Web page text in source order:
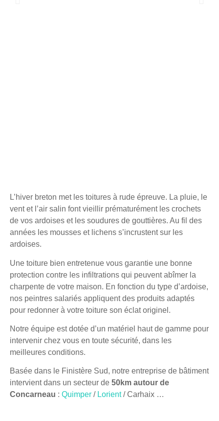
L’hiver breton met les toitures à rude épreuve. La pluie, le
vent et l’air salin font vieillir prématurément les crochets
de vos ardoises et les soudures de gouttières. Au fil des
années les mousses et lichens s’incrustent sur les
ardoises.
Une toiture bien entretenue vous garantie une bonne
protection contre les infiltrations qui peuvent abîmer la
charpente de votre maison. En fonction du type d’ardoise,
nos peintres salariés appliquent des produits adaptés
pour redonner à votre toiture son éclat originel.
Notre équipe est dotée d’un matériel haut de gamme pour
intervenir chez vous en toute sécurité, dans les
meilleures conditions.
Basée dans le Finistère Sud, notre entreprise de bâtiment
intervient dans un secteur de 50km autour de
Concarneau : Quimper / Lorient/ Carhaix …